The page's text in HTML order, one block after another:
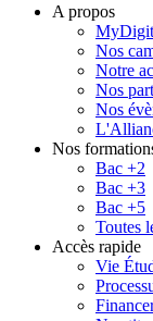
A propos
Nos
Notre
Nos
Nos
Nos
Bac +2
Bac +3
Bac +5
Toutes
Accès rapide
Vie